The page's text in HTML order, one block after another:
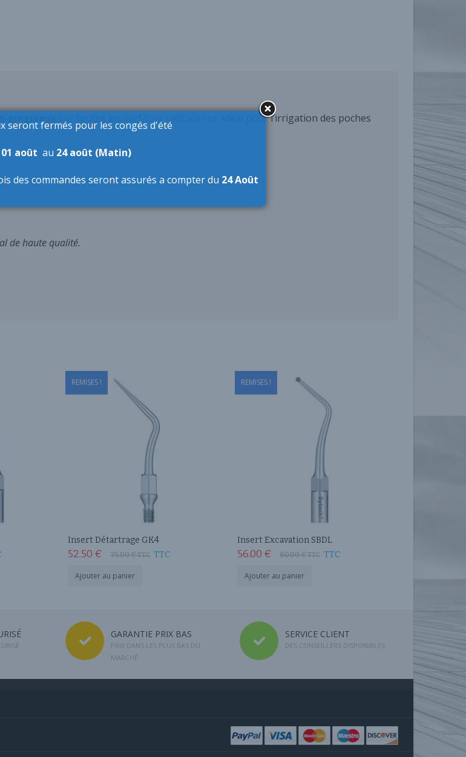
sur toutes les surfaces radiculaires, idéal pour l’irrigation des poches
de haute qualité.
REMISES !
Insert Détartrage GK4
75.00€TTC
52.50 € TTC
Ajouter au panier
REMISES !
Insert Excavation SBDL
80.00€TTC
56.00 € TTC
Ajouter au panier
GARANTIE PRIX BAS
PRIX DANS LES PLUS BAS DU
MARCHÉ
SERVICE CLIENT
DES CONSEILLERS DISPONIBLES
seront fermés pour les congés d'été
01 août au 24 août (Matin)
des commandes seront assurés a compter du 24 Août